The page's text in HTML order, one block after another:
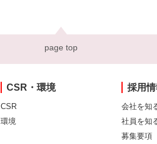
page top
CSR・環境
CSR
環境
採用
会社を知
社員を知
募集要項